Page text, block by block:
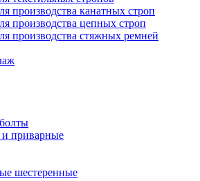
производства канатных строп
производства цепных строп
производства стяжных ремней
приварные
шестеренные